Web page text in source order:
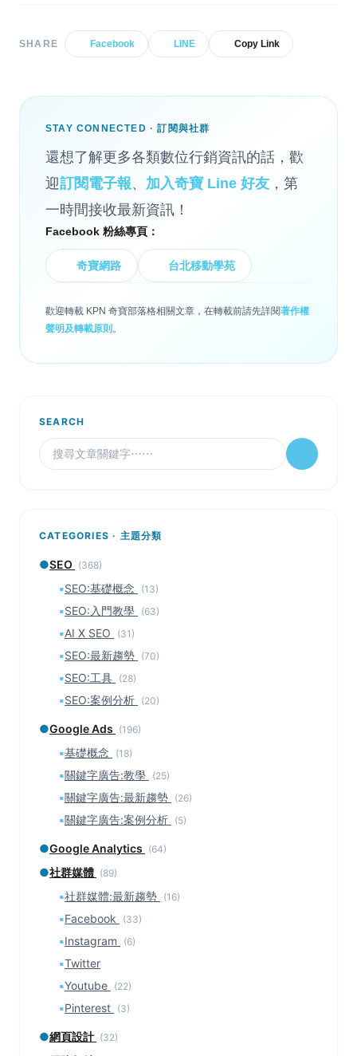
SHARE Facebook LINE Copy Link
STAY CONNECTED · 訂閱與社群
還想了解更多各類數位行銷資訊的話，歡
迎訂閱電子報、 加入奇寶 Line 好友 ，第
一時間接收最新資訊！
Facebook 粉絲專頁：
奇寶網路 台北移動學苑
歡迎轉載 KPN 奇寶部落格相關文章，在轉載前請先詳閱著作權
聲明及轉載原則 。
SEARCH
CATEGORIES · 主題分類
●SEO (368)
▪SEO:基礎概念 (13)
▪SEO:入門教學 (63)
▪AI X SEO (31)
▪SEO:最新趨勢 (70)
▪SEO:工具 (28)
▪SEO:案例分析 (20)
●Google Ads (196)
▪基礎概念 (18)
▪關鍵字廣告:教學 (25)
▪關鍵字廣告:最新趨勢 (26)
▪關鍵字廣告:案例分析 (5)
●Google Analytics (64)
●社群媒體 (89)
▪社群媒體:最新趨勢 (16)
▪Facebook (33)
▪Instagram (6)
▪Twitter
▪Youtube (22)
▪Pinterest (3)
●網頁設計 (32)